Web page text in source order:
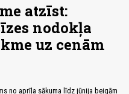
atzīst:
nodokļa
uz cenām
no aprīļa sākuma līdz jūnija beigām